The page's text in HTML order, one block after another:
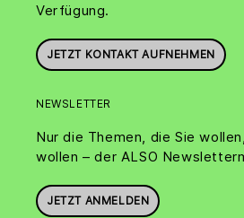
Verfügung.
JETZT KONTAKT AUFNEHMEN
NEWSLETTER
Nur die Themen, die Sie
wollen – der ALSO
JETZT ANMELDEN